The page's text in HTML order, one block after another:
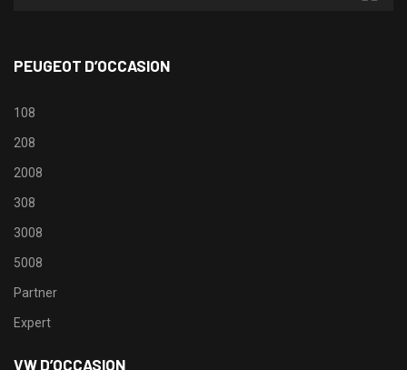
PEUGEOT D’OCCASION
108
208
2008
308
3008
5008
Partner
Expert
VW D’OCCASION